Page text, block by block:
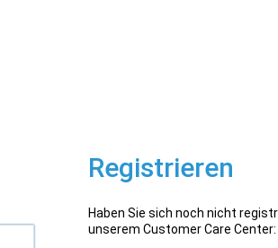
Registrieren
Haben Sie sich noch nicht
unserem Customer Care Center: